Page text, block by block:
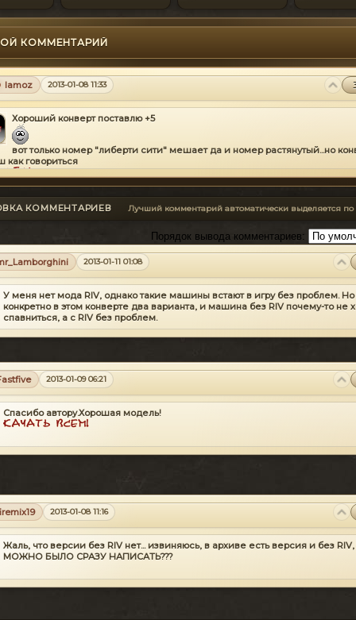
КОММЕНТАРИЙ
lamoz 2013-01-08 11:33
Хороший конверт поставлю +5
вот только номер "либерти сити" мешает да и номер растянутый...но
как говориться
КОММЕНТАРИЕВ Лучший комментарий автоматически выделяется по
Порядок вывода комментариев:
2013-01-11 01:08
У меня нет мода RIV, однако такие машины встают в игру без проблем. Но
конкретно в этом конверте два варианта, и машина без RIV почему-то не
спавниться, а с RIV без проблем.
2013-01-09 06:21
Спасибо автору.Хорошая модель!
2013-01-08 11:16
Жаль, что версии без RIV нет... извиняюсь, в архиве есть версия и без
МОЖНО БЫЛО СРАЗУ НАПИСАТЬ???